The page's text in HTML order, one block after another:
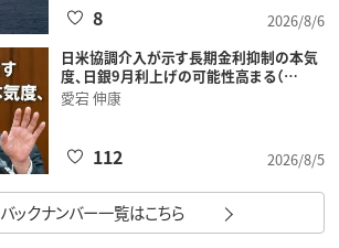
2026/8/6
8
日米協調介入が示す長期金利抑制の本気
度、日銀9月利上げの可能性高まる（…
愛宕 伸康
2026/8/5
112
バックナンバー一覧はこちら